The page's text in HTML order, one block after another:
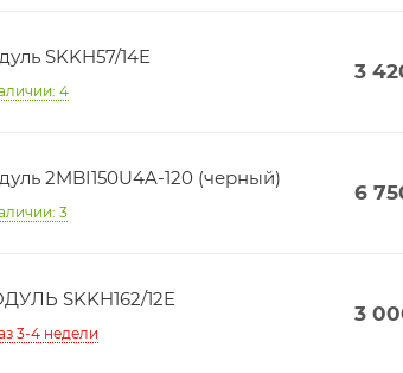
SKKH57/14E
4
3
2MBI150U4A-120 (черный)
3
6
SKKH162/12E
3-4 недели
3